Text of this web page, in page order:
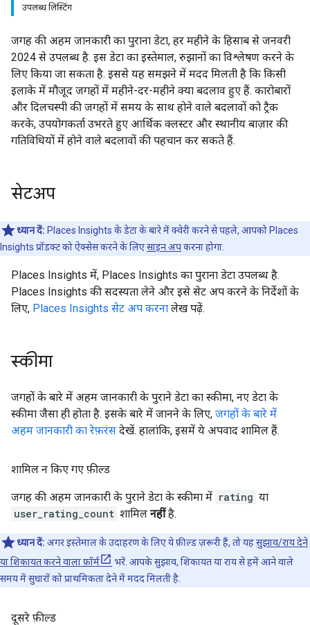
उपलब्ध लिस्टिंग
जगह की अहम जानकारी का पुराना डेटा, हर महीने के हिसाब से जनवरी
2024 से उपलब्ध है. इस डेटा का इस्तेमाल, रुझानों का विश्लेषण करने के
लिए किया जा सकता है. इससे यह समझने में मदद मिलती है कि किसी
इलाके में मौजूद जगहों में महीने-दर-महीने क्या बदलाव हुए हैं. कारोबारों
और दिलचस्पी की जगहों में समय के साथ होने वाले बदलावों को ट्रैक
करके, उपयोगकर्ता उभरते हुए आर्थिक क्लस्टर और स्थानीय बाज़ार की
गतिविधियों में होने वाले बदलावों की पहचान कर सकते हैं.
सेटअप
ध्यान दें: Places Insights के डेटा के बारे में क्वेरी करने से पहले, आपको Places
Insights प्रॉडक्ट को ऐक्सेस करने के लिएसाइन अपकरना होगा.
Places Insights में, Places Insights का पुराना डेटा उपलब्ध है.
Places Insights की सदस्यता लेने और इसे सेट अप करने के निर्देशों के
लिए, Places Insights सेट अप करना लेख पढ़ें.
स्कीमा
जगहों के बारे में अहम जानकारी के पुराने डेटा का स्कीमा, नए डेटा के
स्कीमा जैसा ही होता है. इसके बारे में जानने के लिए, जगहों के बारे में
अहम जानकारी का रेफ़रंस देखें. हालांकि, इसमें ये अपवाद शामिल हैं.
शामिल न किए गए फ़ील्ड
जगह की अहम जानकारी के पुराने डेटा के स्कीमा में rating या
user_rating_count शामिल नहींहै.
ध्यान दें: अगर इस्तेमाल के उदाहरण के लिए ये फ़ील्ड ज़रूरी हैं, तो यहसुझाव/राय देने
या शिकायत करने वाला फ़ॉर्म
भरें. आपके सुझाव, शिकायत या राय से हमें आने वाले
समय में सुधारों को प्राथमिकता देने में मदद मिलती है.
दूसरे फ़ील्ड